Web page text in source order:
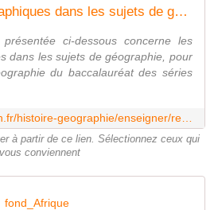
Les productions graphiques dans les sujets de géographie des Baccalauréats L/ES : note de cadrage et fonds de cartes - Histoire-géographie et éducation civique - Éduscol
ci-dessous concerne les
dans les sujets de géographie, pour
du baccalauréat des séries
à partir de ce lien. Sélectionnez ceux qui
vous conviennent
fond_Afrique